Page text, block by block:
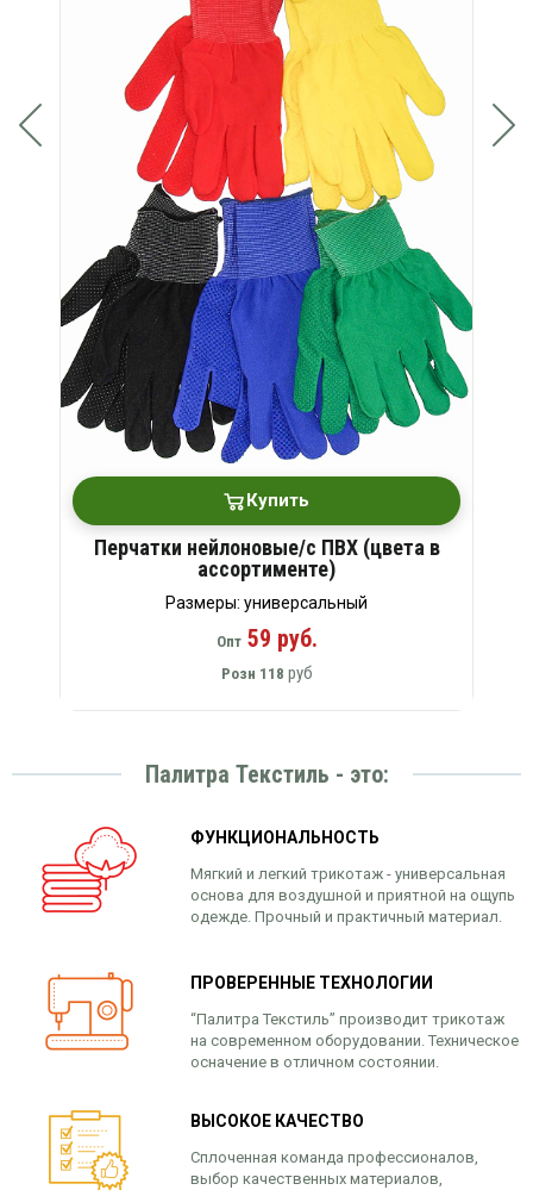
Купить
Перчатки нейлоновые/с ПВХ (цвета в
ассортименте)
Размеры: универсальный
Опт59 руб.
Розн 118 руб
Палитра Текстиль - это:
ФУНКЦИОНАЛЬНОСТЬ
Мягкий и легкий трикотаж - универсальная
основа для воздушной и приятной на ощупь
одежде. Прочный и практичный материал.
ПРОВЕРЕННЫЕ ТЕХНОЛОГИИ
“Палитра Текстиль” производит трикотаж
на современном оборудовании. Техническое
осначение в отличном состоянии.
ВЫСОКОЕ КАЧЕСТВО
Сплоченная команда профессионалов,
выбор качественных материалов,